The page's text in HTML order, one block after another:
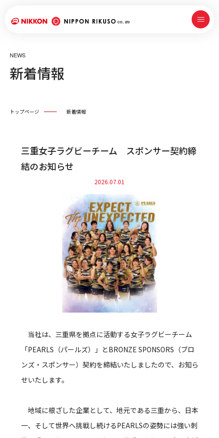
NEWS
新着情報
トップページ 新着情報
三重女子ラグビーチーム スポンサー契約締
結のお知らせ
2026.07.01
当社は、三重県を拠点に活動する女子ラグビーチーム
「PEARLS（パールズ）」とBRONZE SPONSORS（ブロ
ンズ・スポンサー）契約を締結いたしましたので、お知ら
せいたします。
地域に根ざした企業として、地元である三重から、日本
一、そして世界へ挑戦し続けるPEARLSの姿勢には強い刺